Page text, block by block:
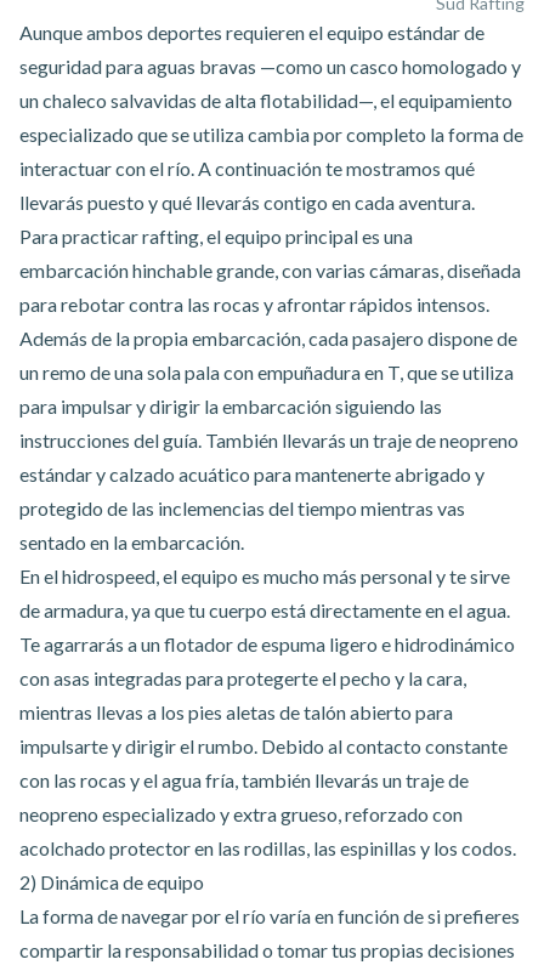
Aunque ambos deportes requieren el equipo estándar de
seguridad para aguas bravas —como un casco homologado y
un chaleco salvavidas de alta flotabilidad—, el equipamiento
especializado que se utiliza cambia por completo la forma de
interactuar con el río. A continuación te mostramos qué
llevarás puesto y qué llevarás contigo en cada aventura.
Parapracticar rafting, el equipo principal es una
embarcación hinchable grande, con varias cámaras, diseñada
para rebotar contra las rocas y afrontar rápidos intensos.
Además de la propia embarcación, cada pasajero dispone de
un remo de una sola pala con empuñadura en T, que se utiliza
para impulsar y dirigir la embarcación siguiendo las
instrucciones del guía. También llevarás un traje de neopreno
estándar y calzado acuático para mantenerte abrigado y
protegido de las inclemencias del tiempo mientras vas
sentado en la embarcación.
Enel hidrospeed, el equipo es mucho más personal y te sirve
de armadura, ya que tu cuerpo está directamente en el agua.
Te agarrarás a un flotador de espuma ligero e hidrodinámico
con asas integradas para protegerte el pecho y la cara,
mientras llevas a los pies aletas de talón abierto para
impulsarte y dirigir el rumbo. Debido al contacto constante
con las rocas y el agua fría, también llevarás un traje de
neopreno especializado y extra grueso, reforzado con
acolchado protector en las rodillas, las espinillas y los codos.
2) Dinámica de equipo
La forma de navegar por el río varía en función de si prefieres
compartir la responsabilidad o tomar tus propias decisiones